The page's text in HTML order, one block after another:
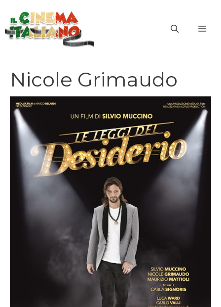
contenuto
Nicole Grimaudo